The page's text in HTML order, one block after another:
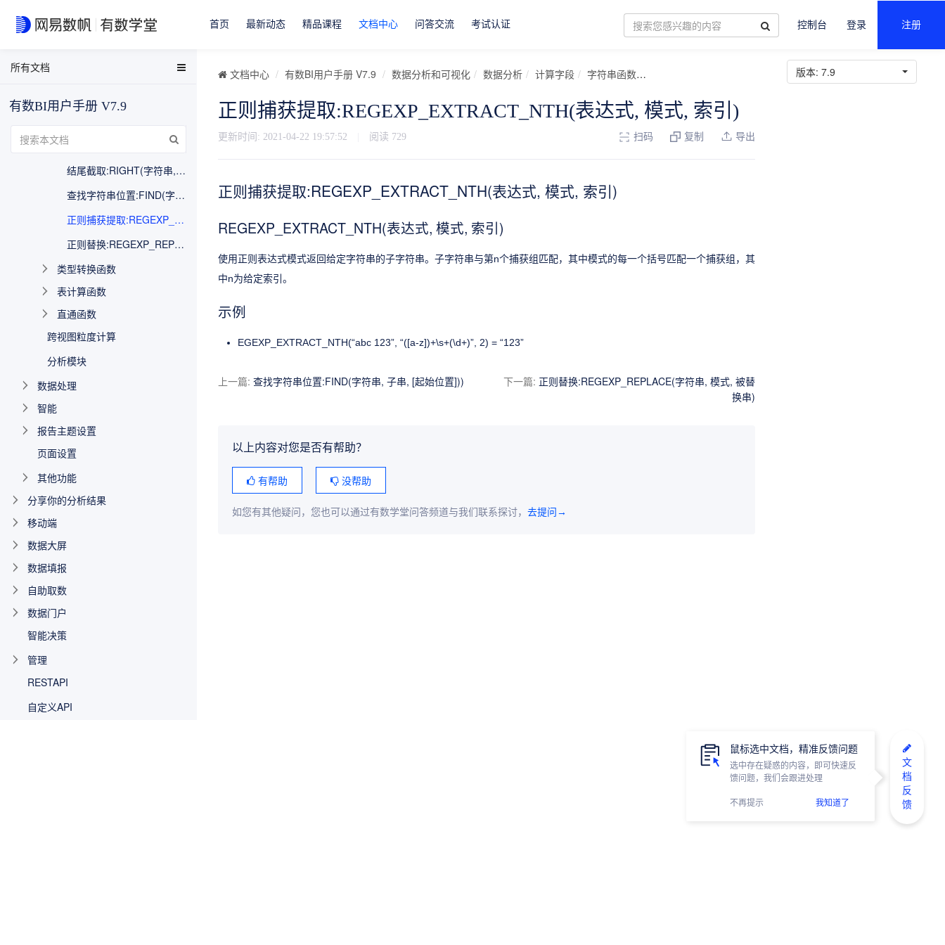
首页 最新动态 精品课程 文档中心 问答交流 考试认证 控制台 登录 注册
文档中心 有数BI用户手册 V7.9 数据分析和可视化 数据分析 计算字段 字符串函数 正则捕获提取:REGEXP_EXTRACT_NTH(表达式, 模式, 索引)
正则捕获提取:REGEXP_EXTRACT_NTH(表达式, 模式, 索引)
更新时间: 2021-04-22 19:57:52 阅读 729 扫码 复制 导出
正则捕获提取:REGEXP_EXTRACT_NTH(表达式, 模式, 索引)
REGEXP_EXTRACT_NTH(表达式, 模式, 索引)
使用正则表达式模式返回给定字符串的子字符串。子字符串与第n个捕获组匹配，其中模式的每一个括号匹配一个捕获组，其
中n为给定索引。
示例
EGEXP_EXTRACT_NTH(“abc 123”, “([a-z])+\s+(\d+)”, 2) = “123”
上一篇: 查找字符串位置:FIND(字符串, 子串, [起始位置])) 下一篇: 正则替换:REGEXP_REPLACE(字符串, 模式, 被替
换串)
以上内容对您是否有帮助？
有帮助 没帮助
如您有其他疑问，您也可以通过有数学堂问答频道与我们联系探讨， 去提问→
鼠标选中文档，精准反馈问题
选中存在疑惑的内容，即可快速反
馈问题，我们会跟进处理
不再提示 我知道了
文
档
反
馈
所有文档
EasyData用户手册
数据分析与可视化用户手册
有数BI FAQ
有数BI用户手册 V7.9
包含:CONTAINS(字符串, 子串)
开头截取:LEFT(字符串, 整数)
结尾截取:RIGHT(字符串, 整数)
查找字符串位置:FIND(字符串, 子串, [起始位置]))
正则捕获提取:REGEXP_EXTRACT_NTH(表达式, 模式, 索引)
正则替换:REGEXP_REPLACE(字符串, 模式, 被替换串)
类型转换函数
表计算函数
直通函数
跨视图粒度计算
分析模块
数据处理
智能
报告主题设置
页面设置
其他功能
分享你的分析结果
移动端
数据大屏
数据填报
自助取数
数据门户
智能决策
管理
RESTAPI
自定义API
版本: